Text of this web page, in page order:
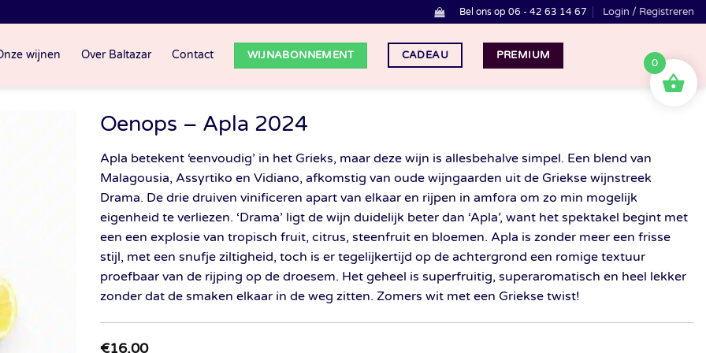
Bel ons op 06 - 42 63 14 67 Login / Registreren
wijnen Over Baltazar Contact WIJNABONNEMENT CADEAU PREMIUM
Oenops – Apla 2024
Apla betekent ‘eenvoudig’ in het Grieks, maar deze wijn is allesbehalve simpel. Een blend van
Malagousia, Assyrtiko en Vidiano, afkomstig van oude wijngaarden uit de Griekse wijnstreek
Drama. De drie druiven vinificeren apart van elkaar en rijpen in amfora om zo min mogelijk
eigenheid te verliezen. ‘Drama’ ligt de wijn duidelijk beter dan ‘Apla’, want het spektakel begint met
een een explosie van tropisch fruit, citrus, steenfruit en bloemen. Apla is zonder meer een frisse
stijl, met een snufje ziltigheid, toch is er tegelijkertijd op de achtergrond een romige textuur
proefbaar van de rijping op de droesem. Het geheel is superfruitig, superaromatisch en heel lekker
zonder dat de smaken elkaar in de weg zitten. Zomers wit met een Griekse twist!
€16,00
0